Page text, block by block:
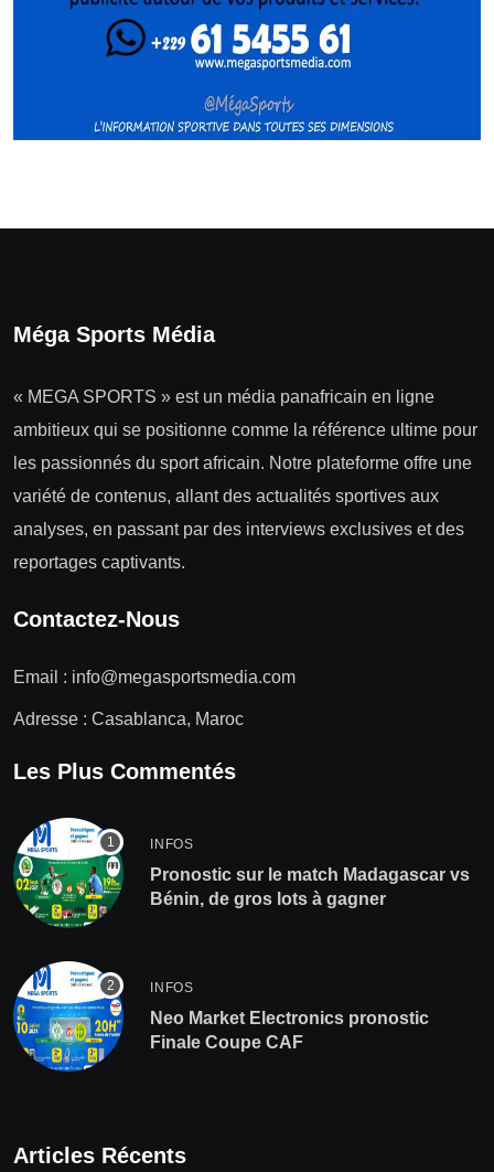
Méga Sports Média
« MEGA SPORTS » est un média panafricain en ligne
ambitieux qui se positionne comme la référence ultime pour
les passionnés du sport africain. Notre plateforme offre une
variété de contenus, allant des actualités sportives aux
analyses, en passant par des interviews exclusives et des
reportages captivants.
Contactez-Nous
Email : info@megasportsmedia.com
Adresse : Casablanca, Maroc
Les Plus Commentés
INFOS
Pronostic sur le match Madagascar vs
Bénin, de gros lots à gagner
INFOS
Neo Market Electronics pronostic
Finale Coupe CAF
Articles Récents